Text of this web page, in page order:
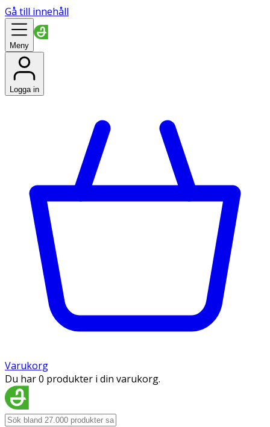
Gå till innehåll
Meny
Logga in
Varukorg
Du har 0 produkter i din varukorg.